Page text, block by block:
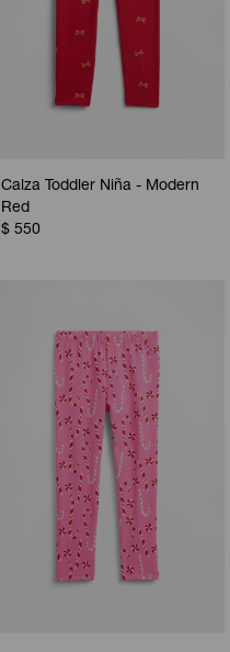
Calza Toddler Niña - Modern
Red
$ 550